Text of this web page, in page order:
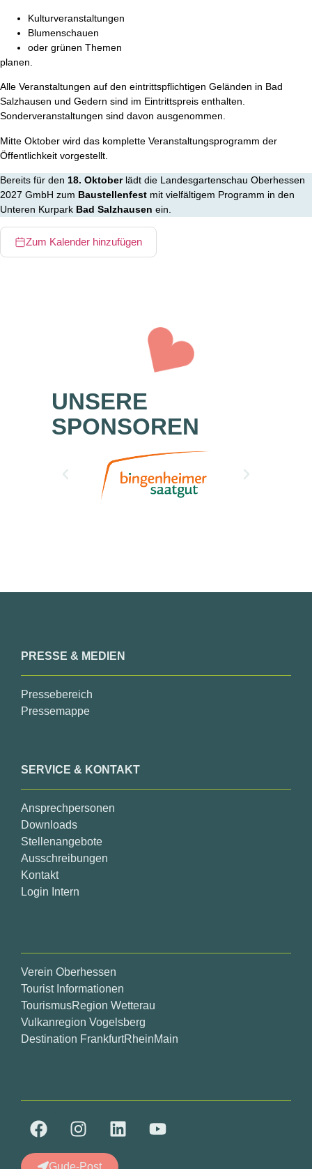
Kulturveranstaltungen
Blumenschauen
oder grünen Themen
planen.
Alle Veranstaltungen auf den eintrittspflichtigen Geländen in Bad
Salzhausen und Gedern sind im Eintrittspreis enthalten.
Sonderveranstaltungen sind davon ausgenommen.
Mitte Oktober wird das komplette Veranstaltungsprogramm der
Öffentlichkeit vorgestellt.
Bereits für den 18. Oktoberlädt die Landesgartenschau Oberhessen
2027 GmbH zum Baustellenfest mit vielfältigem Programm in den
Unteren Kurpark Bad Salzhausen ein.
Zum Kalender hinzufügen
UNSERE
SPONSOREN
PRESSE & MEDIEN
Pressebereich
Pressemappe
SERVICE & KONTAKT
Ansprechpersonen
Downloads
Stellenangebote
Ausschreibungen
Kontakt
Login Intern
Verein Oberhessen
Tourist Informationen
TourismusRegion Wetterau
Vulkanregion Vogelsberg
Destination FrankfurtRheinMain